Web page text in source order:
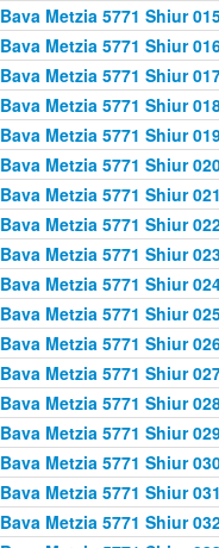
Bava Metzia 5771 Shiur
Bava Metzia 5771 Shiur
Bava Metzia 5771 Shiur
Bava Metzia 5771 Shiur
Bava Metzia 5771 Shiur
Bava Metzia 5771 Shiur
Bava Metzia 5771 Shiur
Bava Metzia 5771 Shiur
Bava Metzia 5771 Shiur
Bava Metzia 5771 Shiur
Bava Metzia 5771 Shiur
Bava Metzia 5771 Shiur
Bava Metzia 5771 Shiur
Bava Metzia 5771 Shiur
Bava Metzia 5771 Shiur
Bava Metzia 5771 Shiur
Bava Metzia 5771 Shiur
Bava Metzia 5771 Shiur